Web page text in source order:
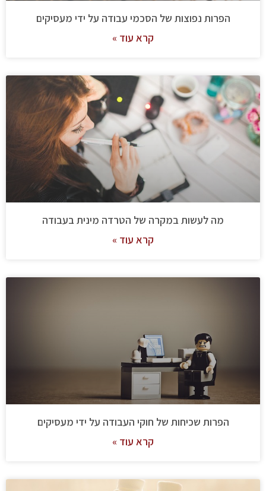
הפרות נפוצות של הסכמי עבודה על ידי מעסיקים
קרא עוד »
מה לעשות במקרה של הטרדה מינית בעבודה
קרא עוד »
הפרות שכיחות של חוקי העבודה על ידי מעסיקים
קרא עוד »